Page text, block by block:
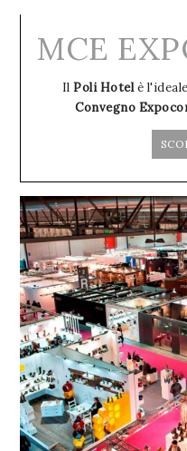
MCE
Il Poli Hotelè
Convegno